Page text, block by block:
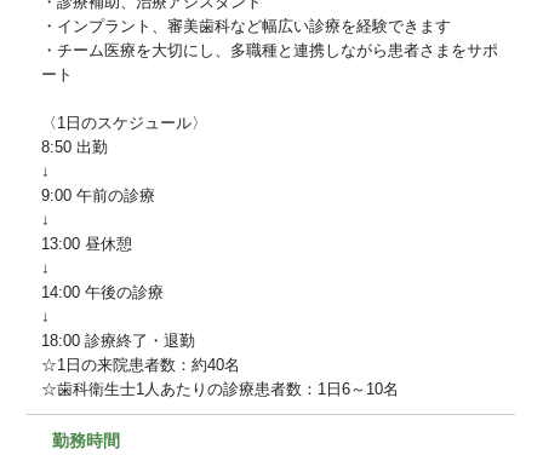
・インプラント、審美歯科など幅広い診療を経験できます
・チーム医療を大切にし、多職種と連携しながら患者さまをサポ
ート
〈1日のスケジュール〉
8:50 出勤
↓
9:00 午前の診療
↓
13:00 昼休憩
↓
14:00 午後の診療
↓
18:00 診療終了・退勤
☆1日の来院患者数：約40名
☆歯科衛生士1人あたりの診療患者数：1日6～10名
勤務時間